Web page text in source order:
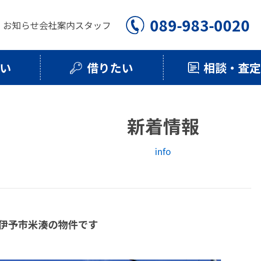
お知らせ会社案内スタッフ 089-983-0020
借りたい 相談・査定
新着情報
info
予市米湊の物件です